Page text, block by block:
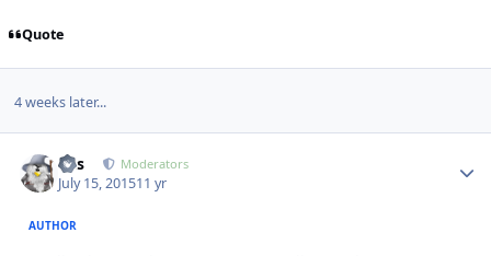
Quote
4 weeks later...
luis Moderators
July 15, 201511 yr
AUTHOR